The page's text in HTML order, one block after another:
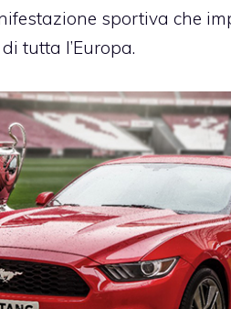
sportiva che
tutta l’Europa.